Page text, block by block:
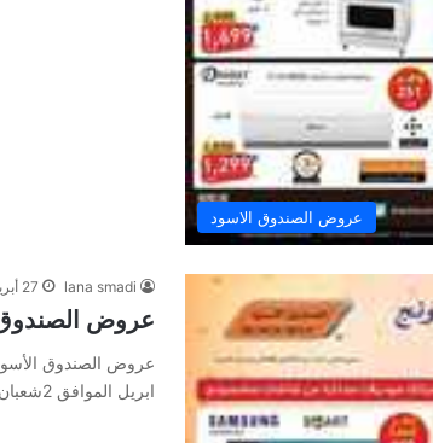
عروض الصندوق الاسود
lana smadi 27 أبريل,2017
عروض الصندوق الأسود اليوم 28
ابريل الموافق 2شعبان 1438…